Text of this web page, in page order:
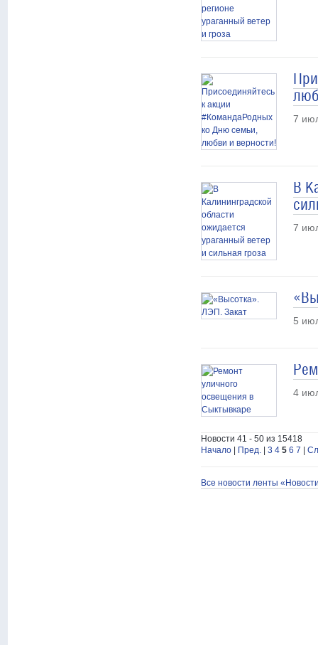
7
В
7
5
4
Новости 41 - 50 из 15418
Начало
Пред. 3 4 5 6 7
Все новости ленты